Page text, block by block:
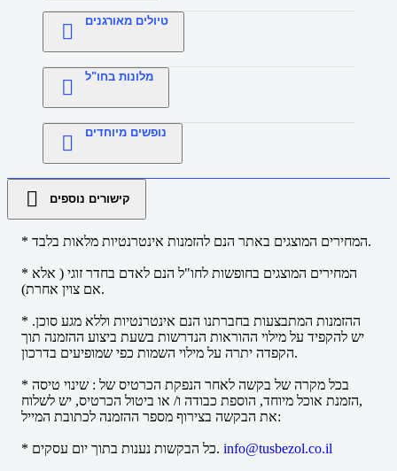
טיולים מאורגנים
מלונות בחו"ל
נופשים מיוחדים
קישורים נוספים
* המחירים המוצגים באתר הנם להזמנות אינטרנטיות מלאות בלבד.
* המחירים המוצגים בחופשות לחו"ל הנם לאדם בחדר זוגי ( אלא
אם צוין אחרת).
* ההזמנות המתבצעות בחברתנו הנם אינטרנטיות וללא מגע סוכן.
יש להקפיד על מילוי ההוראות הנדרשות בשעת ביצוע ההזמנה תוך
הקפדה יתרה על מילוי השמות כפי שמופיעים בדרכון.
* בכל מקרה של בקשה לאחר הנפקת הכרטיס של : שינוי טיסה
,הזמנת אוכל מיוחד, הוספת כבודה ו/ או ביטול הכרטיס, יש לשלוח
את הבקשה בצירוף מספר ההזמנה לכתובת המייל:
* כל הבקשות נענות בתוך יום עסקים. info@tusbezol.co.il